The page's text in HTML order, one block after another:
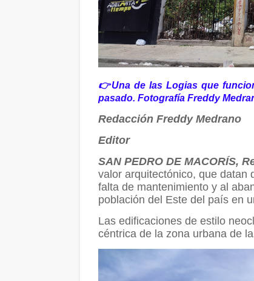
👉Una de las Logias que
pasado. Fotografía Freddy
Redacción Freddy Medrano
Editor
SAN PEDRO DE MACORÍS,
valor arquitectónico, que datan
falta de mantenimiento y al
población del Este del país en
Las edificaciones de estilo
céntrica de la zona urbana de